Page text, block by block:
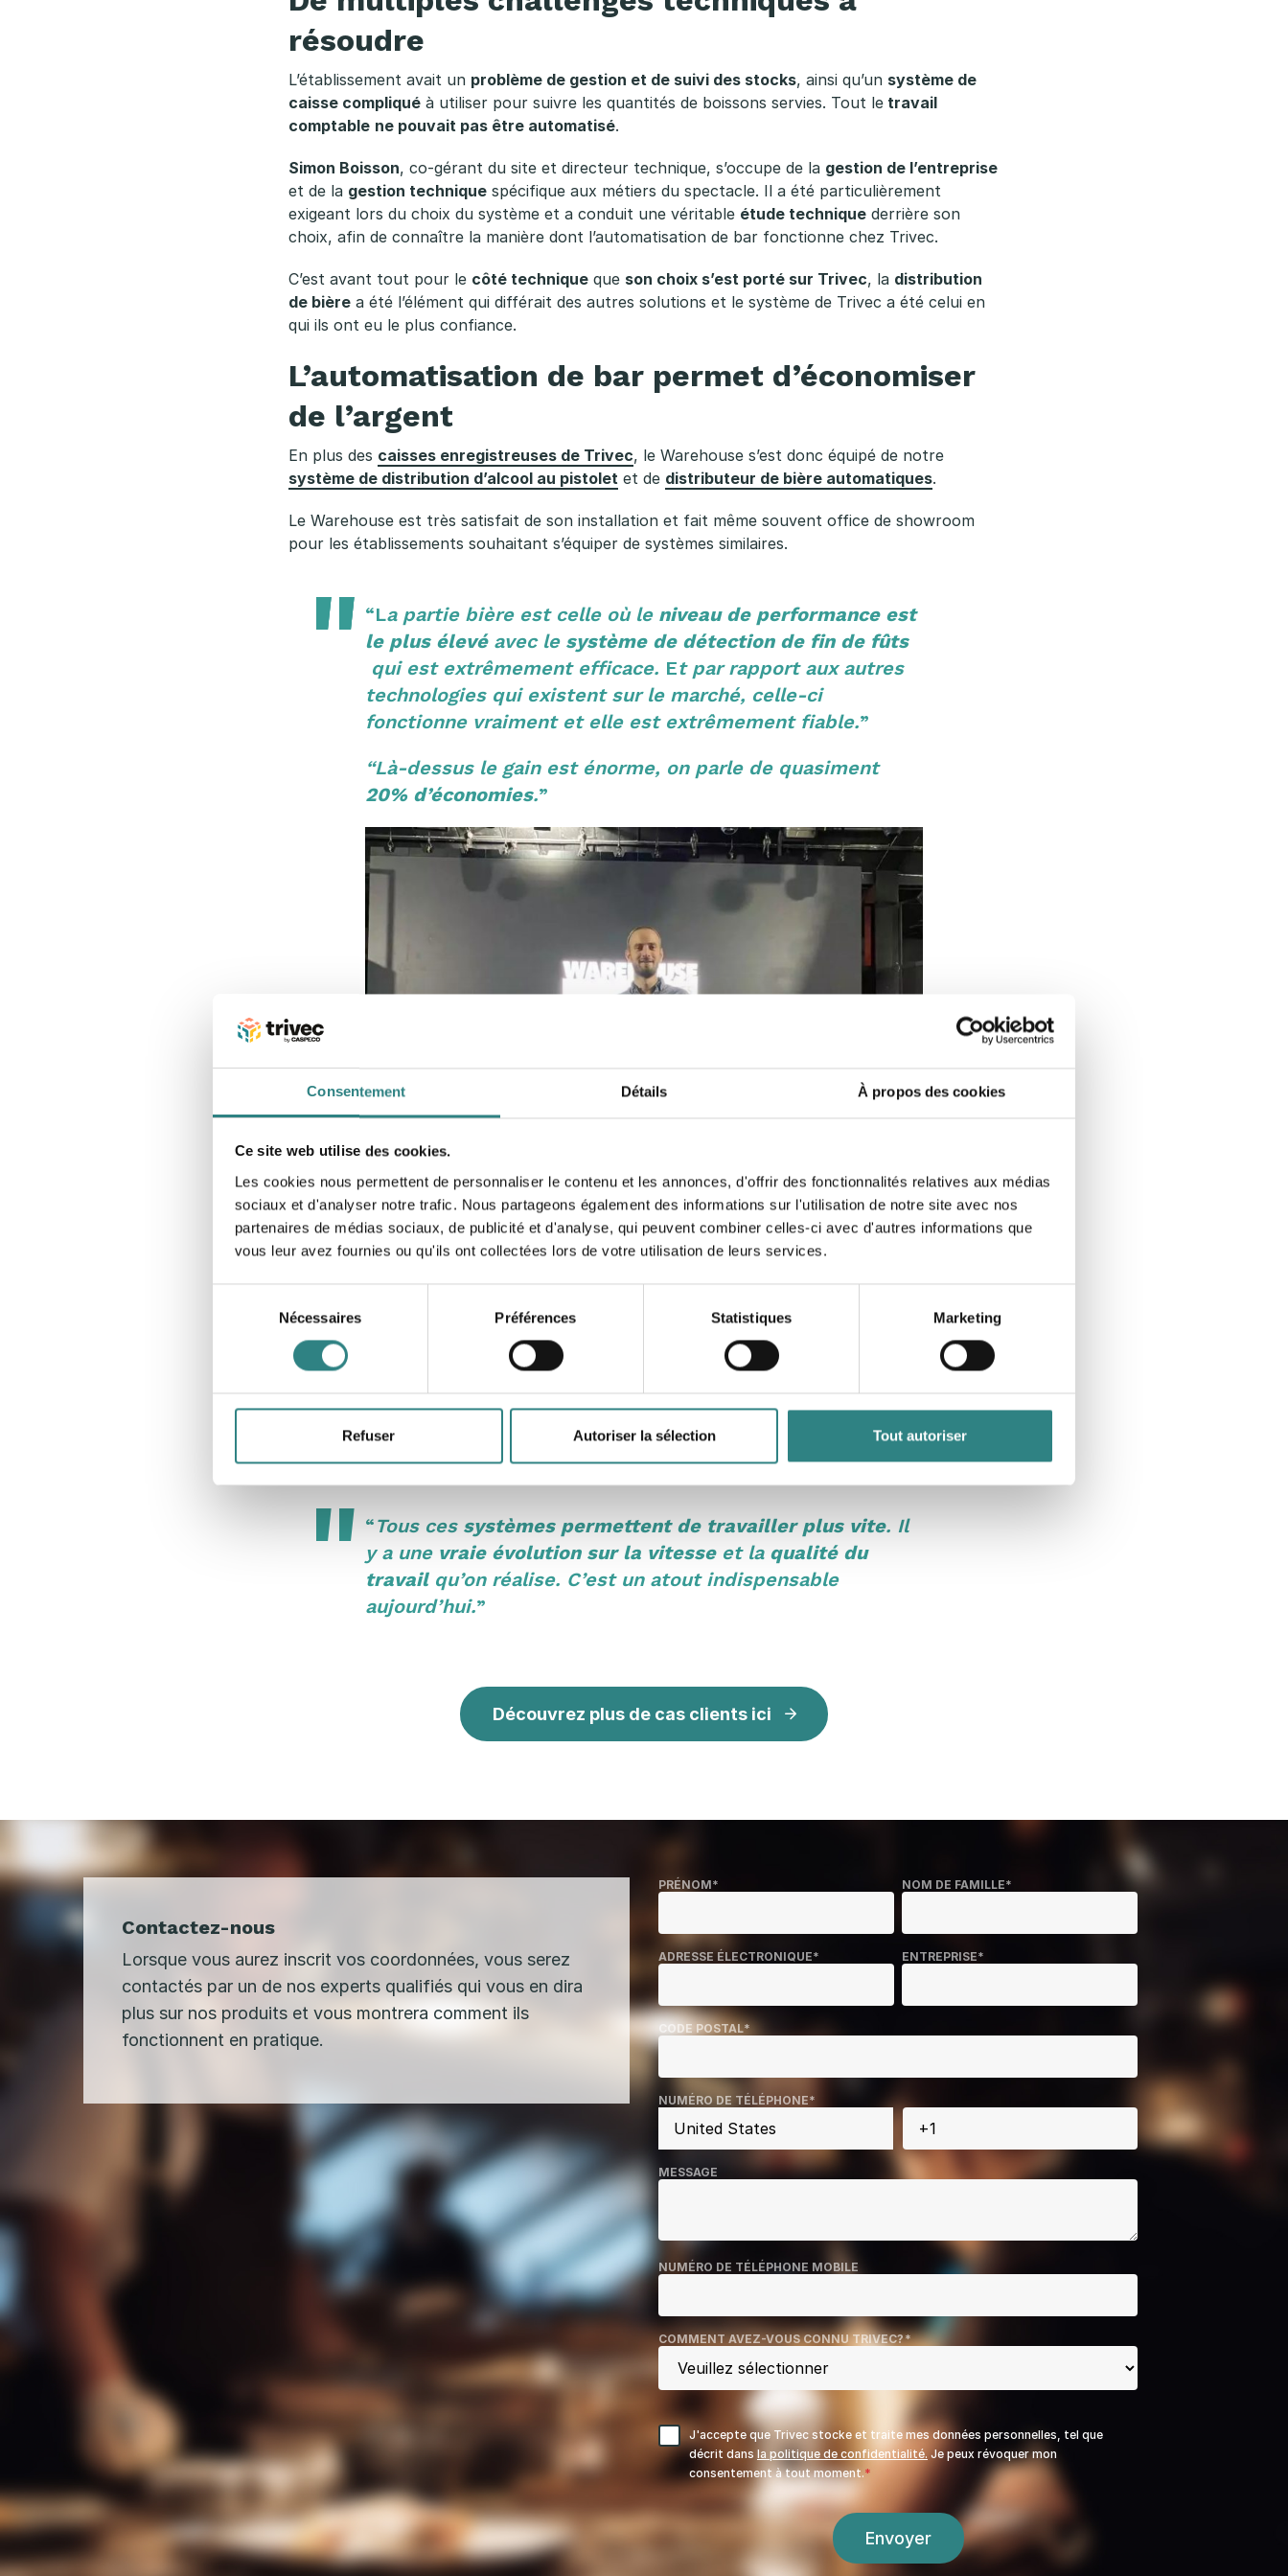
Consentement Détails À propos des cookies
Ce site web utilise des cookies.
Les cookies nous permettent de personnaliser le contenu et les annonces, d'offrir des fonctionnalités relatives aux médias
sociaux et d'analyser notre trafic. Nous partageons également des informations sur l'utilisation de notre site avec nos
partenaires de médias sociaux, de publicité et d'analyse, qui peuvent combiner celles-ci avec d'autres informations que
vous leur avez fournies ou qu'ils ont collectées lors de votre utilisation de leurs services.
consentement
Nécessaires Préférences Statistiques Marketing
Refuser Autoriser la sélection Tout autoriser
résoudre
L’établissement avait un problème de gestion et de suivi des stocks, ainsi qu’un système de
caisse compliquéà utiliser pour suivre les quantités de boissons servies. Tout letravail
comptable ne pouvait pas être automatisé.
Simon Boisson, co-gérant du site et directeur technique, s’occupe de la gestion de l’entreprise
et de la gestion techniquespécifique aux métiers du spectacle. Il a été particulièrement
exigeant lors du choix du système et a conduit une véritable étude techniquederrière son
choix, afin de connaître la manière dont l’automatisation de bar fonctionne chez Trivec.
C’est avant tout pour le côté techniqueque son choix s’est porté sur Trivec, la distribution
de bièrea été l’élément qui différait des autres solutions et le système de Trivec a été celui en
qui ils ont eu le plus confiance.
L’automatisation de bar permet d’économiser
de l’argent
En plus des caisses enregistreuses de Trivec, le Warehouse s’est donc équipé de notre
système de distribution d’alcool au pistolet et de distributeur de bière automatiques.
Le Warehouse est très satisfait de son installation et fait même souvent office de showroom
pour les établissements souhaitant s’équiper de systèmes similaires.
“La partie bière est celle où le niveau de performance est
le plus élevéavec le système de détection de fin de fûts
qui est extrêmement efficace. Et par rapport aux autres
technologies qui existent sur le marché, celle-ci
fonctionne vraiment et elle est extrêmement fiable.”
“Là-dessus le gain est énorme, on parle de quasiment
20% d’économies.”
Le personnel du Warehouse est également satisfaitdes produits Trivec.Rapidité et facilité
sont au rendez-vous !
Certaines problématiques qui existaient avant n’existent plus aujourd’hui,
“Tous ces systèmes permettent de travailler plus vite. Il
y a une vraie évolution sur la vitesseet la qualité du
travailqu’on réalise. C’est un atout indispensable
aujourd’hui.”
Découvrez plus de cas clients ici
Contactez-nous
Lorsque vous aurez inscrit vos coordonnées, vous serez
contactés par un de nos experts qualifiés qui vous en dira
plus sur nos produits et vous montrera comment ils
fonctionnent en pratique.
PRÉNOM* NOM DE FAMILLE*
ADRESSE ÉLECTRONIQUE* ENTREPRISE*
CODE POSTAL*
NUMÉRO DE TÉLÉPHONE*
MESSAGE
NUMÉRO DE TÉLÉPHONE MOBILE
COMMENT AVEZ-VOUS CONNU TRIVEC?*
J'accepte que Trivec stocke et traite mes données personnelles, tel que
décrit dans la politique de confidentialité. Je peux révoquer mon
consentement à tout moment.